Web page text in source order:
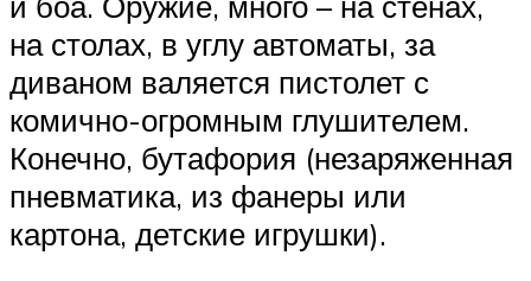
на столах, в углу автоматы, за
диваном валяется пистолет с
комично-огромным глушителем.
Конечно, бутафория (незаряженная
пневматика, из фанеры или
картона, детские игрушки).